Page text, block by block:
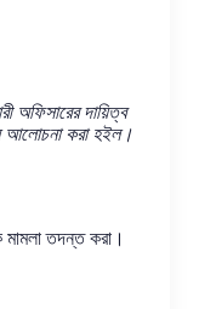
অফিসারের দায়িত্ব
আলোচনা করা হইল।
তদন্ত করা।